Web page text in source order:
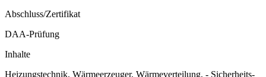
Abschluss/Zertifikat
DAA-Prüfung
Inhalte
Heizungstechnik, Wärmeerzeuger, Wärmeverteilung, - Sicherheits-